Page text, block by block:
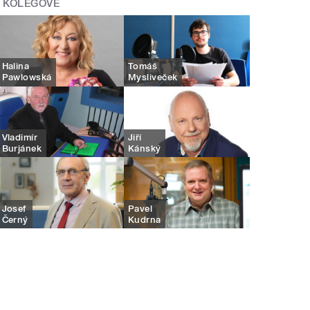
KOLEGOVÉ
Halina
Pawlowská
Tomáš
Mysliveček
Vladimír
Burjánek
Jiří
Kánský
Josef
Černý
Pavel
Kudrna